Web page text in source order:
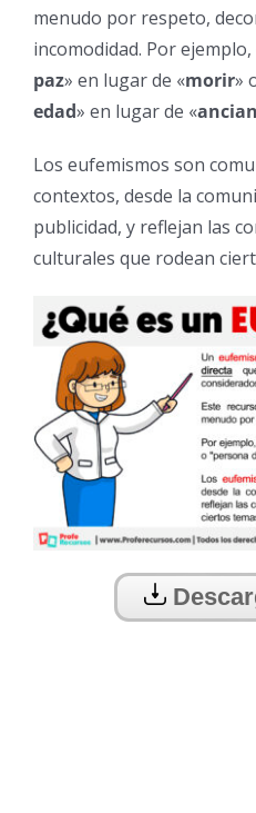
menudo por respeto,
incomodidad. Por ejemplo,
paz» en lugar de «morir»
edad» en lugar de «
Los eufemismos son
contextos, desde la
publicidad, y reflejan las
culturales que rodean